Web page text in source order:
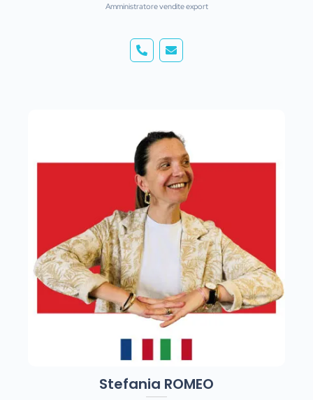
Amministratore vendite export
Stefania ROMEO